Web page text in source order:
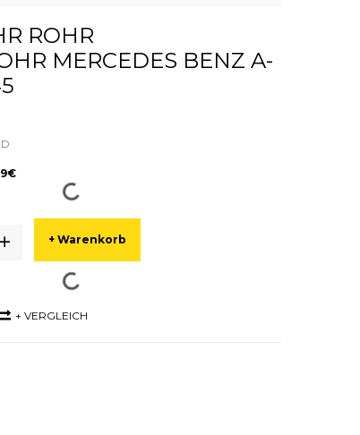
ROHR
MERCEDES BENZ A-
+ Warenkorb
+ VERGLEICH